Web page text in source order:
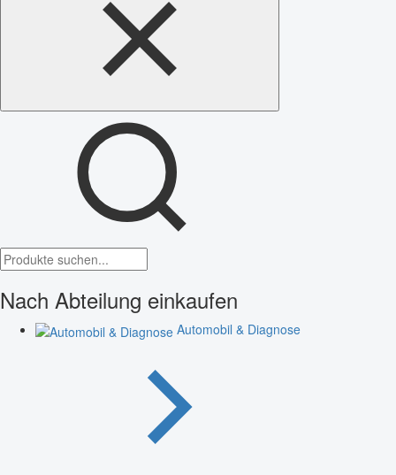
Nach Abteilung einkaufen
Automobil & Diagnose